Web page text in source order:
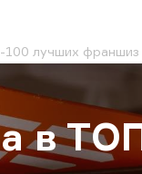
лучших франшиз
в